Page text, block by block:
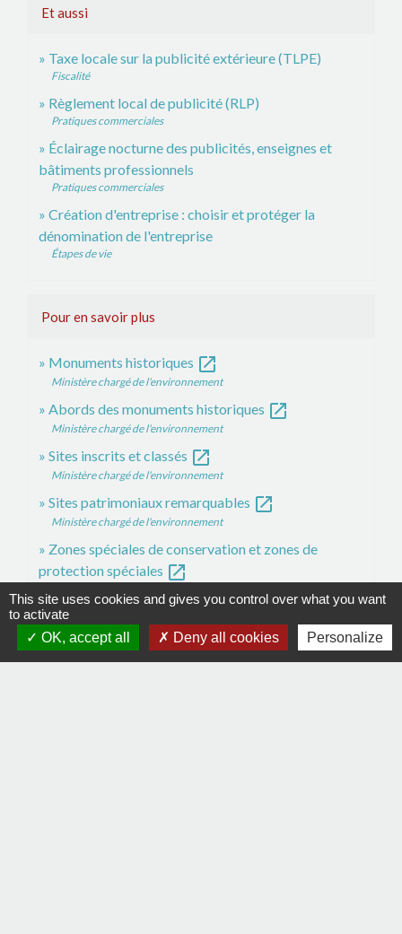
Et aussi
Taxe locale sur la publicité extérieure (TLPE)
Fiscalité
Règlement local de publicité (RLP)
Pratiques commerciales
Éclairage nocturne des publicités, enseignes et
bâtiments professionnels
Pratiques commerciales
Création d'entreprise : choisir et protéger la
dénomination de l'entreprise
Étapes de vie
Pour en savoir plus
Monuments historiques open_in_new
Ministère chargé de l'environnement
Abords des monuments historiques open_in_new
Ministère chargé de l'environnement
Sites inscrits et classés open_in_new
Ministère chargé de l'environnement
Sites patrimoniaux remarquables open_in_new
Ministère chargé de l'environnement
Zones spéciales de conservation et zones de
protection spéciales open_in_new
Signaler une erreur sur cette page
This site uses cookies and gives you control over what you want
to activate
OK, accept all
Deny all cookies Personalize